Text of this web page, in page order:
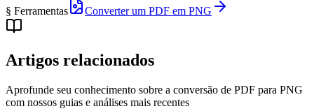
§ Ferramentas Converter um PDF em PNG
Artigos relacionados
Aprofunde seu conhecimento sobre a conversão de PDF para PNG
com nossos guias e análises mais recentes